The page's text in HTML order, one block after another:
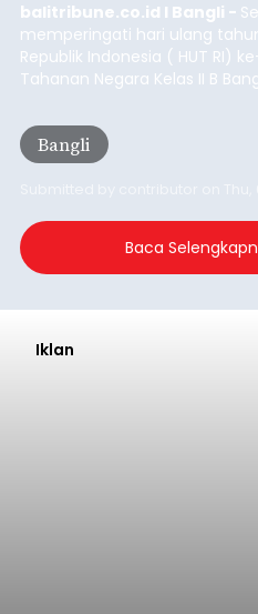
balitribune.co.id I Bangli -
memperingati hari ulang
Republik Indonesia ( HUT RI)
Tahanan Negara Kelas II B
(6/8/2026).
Bangli
Baca
Iklan